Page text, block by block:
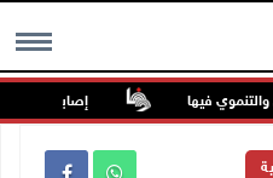
MENU فيها إصابتان في